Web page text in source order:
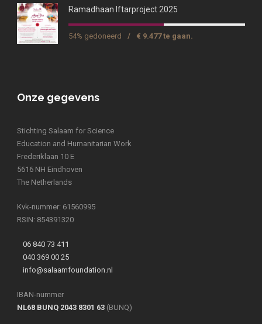
Ramadhaan Iftarproject 2025
54% gedoneerd / € 9.477 te gaan.
Onze gegevens
Stichting Salaam for Science
Education and Humanitarian Work
Frederiklaan 10 E
5616 NH Eindhoven
The Netherlands
Kvk-nummer: 61560995
RSIN: 854391320
06 840 73 411
040 369 00 25
info@salaamfoundation.nl
IBAN-nummer
NL68 BUNQ 2043 8301 63 (BUNQ)